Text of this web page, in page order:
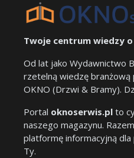
Twoje centrum wiedzy
Od lat jako Wydawnictwo
rzetelną wiedzę branżową
OKNO (Drzwi & Bramy).
Portal oknoserwis.pl to
naszego magazynu.
platformę informacyjną
Ty.